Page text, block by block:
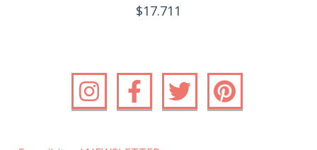
$17.711